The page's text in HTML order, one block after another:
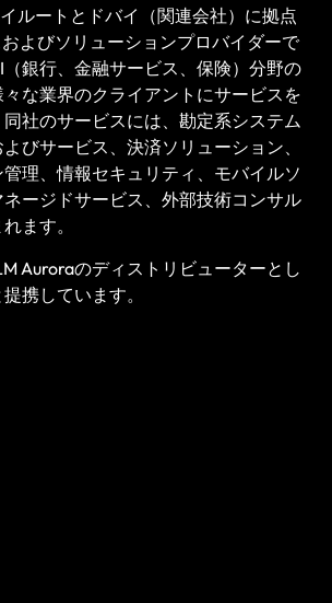
ルートとドバイ（関連会社）に拠点
よびソリューションプロバイダーで
（銀行、金融サービス、保険）分野の
な業界のクライアントにサービスを
社のサービスには、勘定系システム
びサービス、決済ソリューション、
管理、情報セキュリティ、モバイルソ
ージドサービス、外部技術コンサル
ます。
Auroraのディストリビューターとし
携しています。